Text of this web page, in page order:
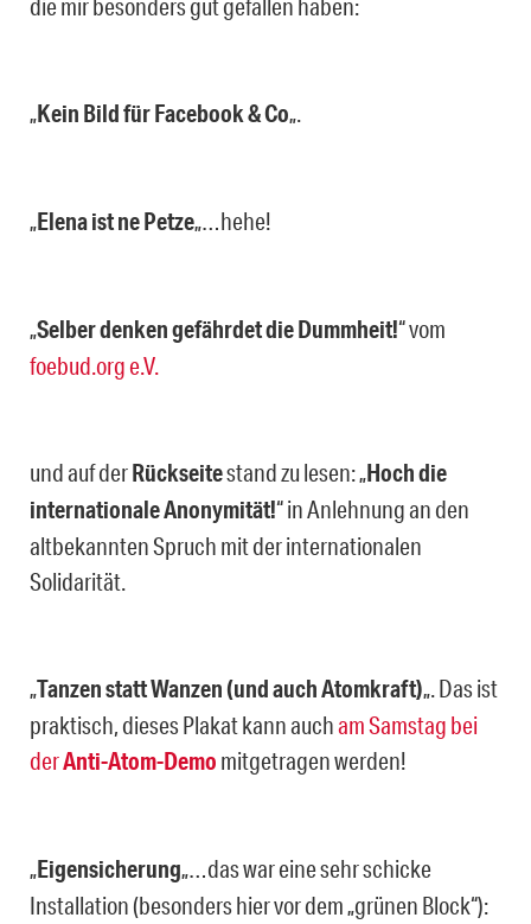
die mir besonders gut gefallen haben:
„Kein Bild für Facebook & Co„.
„Elena ist ne Petze„…hehe!
„Selber denken gefährdet die Dummheit!“ vom
foebud.org e.V.
und auf derRückseitestand zu lesen: „Hoch die
internationale Anonymität!“ in Anlehnung an den
altbekannten Spruch mit der internationalen
Solidarität.
„Tanzen statt Wanzen (und auch Atomkraft)„. Das ist
praktisch, dieses Plakat kann aucham Samstag bei
derAnti-Atom-Demo mitgetragen werden!
„Eigensicherung„…das war eine sehr schicke
Installation (besonders hier vor dem „grünen Block“):